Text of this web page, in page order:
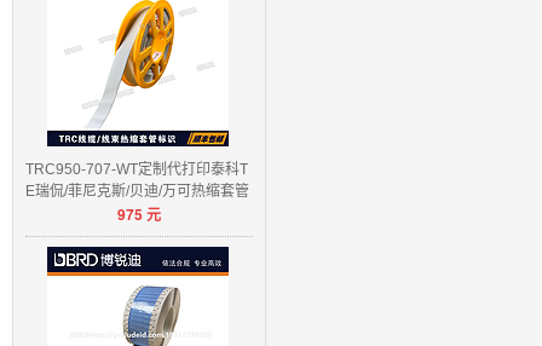
TRC950-707-WT定制代打印泰科T
E瑞侃/菲尼克斯/贝迪/万可热缩套管
975 元